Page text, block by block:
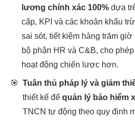
lương chính xác 100% dựa
cấp, KPI và các khoản khấu
sai sót, tiết kiệm hàng trăm
bộ phận HR và C&B, cho
hoạt động chiến lược hơn.
🎯 Tuân thủ pháp lý và giảm
thiết kế để quản lý bảo hiểm
TNCN tự động theo quy định